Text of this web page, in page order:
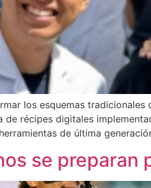
los esquemas
de récipes digitales
de última
se preparan